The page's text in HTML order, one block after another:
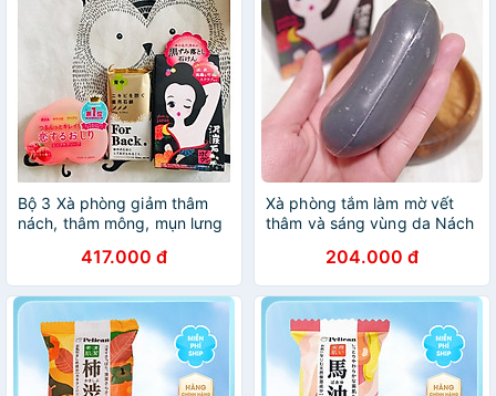
Bộ 3 Xà phòng giảm thâm
nách, thâm mông, mụn lưng
417.000 đ
Xà phòng tắm làm mờ vết
thâm và sáng vùng da Nách
204.000 đ